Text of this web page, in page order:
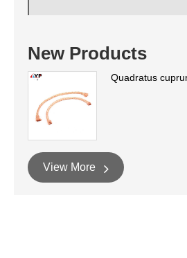
New Products
Quadratus
View More